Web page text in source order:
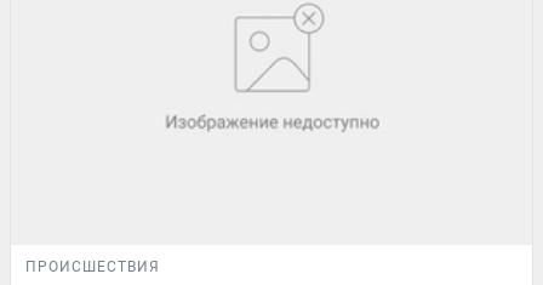
ПРОИСШЕСТВИЯ